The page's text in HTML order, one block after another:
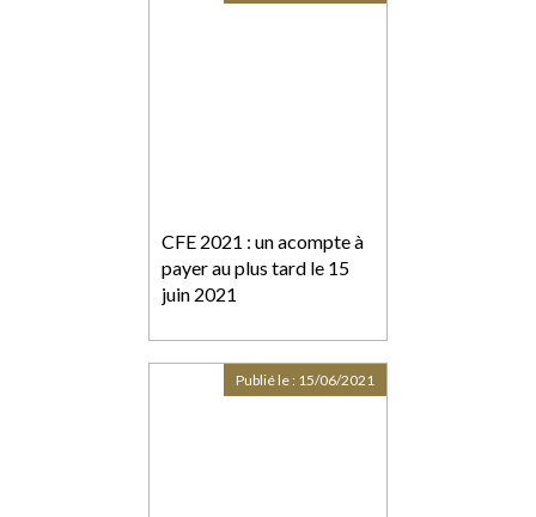
CFE 2021 : un acompte à
payer au plus tard le 15
juin 2021
Publié le : 15/06/2021